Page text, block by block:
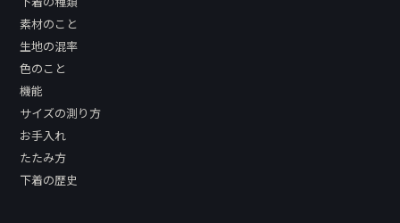
素材のこと
生地の混率
色のこと
機能
サイズの測り方
お手入れ
たたみ方
下着の歴史